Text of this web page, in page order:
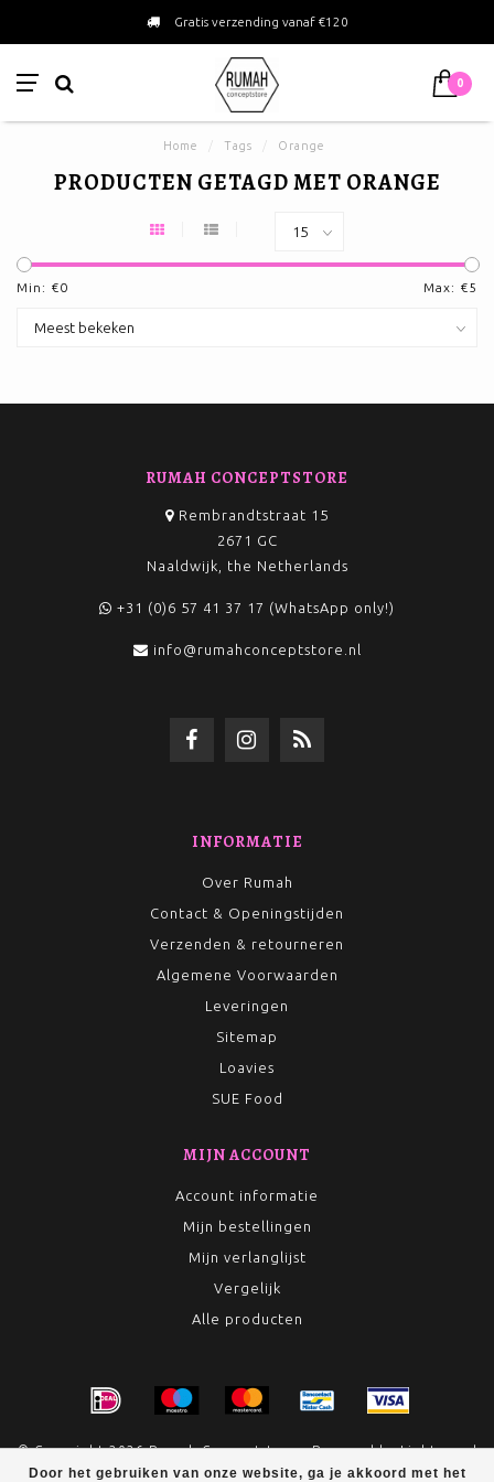
Gratis verzending vanaf €120
0
Home Tags Orange
PRODUCTEN GETAGD MET ORANGE
Min: €0 Max: €5
Door het gebruiken van onze website, ga je akkoord met het
RUMAH CONCEPTSTORE
Rembrandtstraat 15
2671 GC
Naaldwijk, the Netherlands
+31 (0)6 57 41 37 17 (WhatsApp only!)
info@rumahconceptstore.nl
INFORMATIE
Over Rumah
Contact & Openingstijden
Verzenden & retourneren
Algemene Voorwaarden
Leveringen
Sitemap
Loavies
SUE Food
MIJN ACCOUNT
Account informatie
Mijn bestellingen
Mijn verlanglijst
Vergelijk
Alle producten
© Copyright 2026 Rumah Conceptstore - Powered byLightspeed
- Theme by Dyvelopment